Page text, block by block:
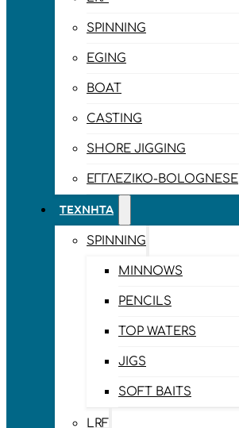
SPINNING
EGING
BOAT
CASTING
SHORE JIGGING
ΕΓΓΛΈΖΙΚΟ-BOLOGNESE
ΤΕΧΝΗΤΆ
SPINNING
MINNOWS
PENCILS
TOP WATERS
JIGS
SOFT BAITS
LRF